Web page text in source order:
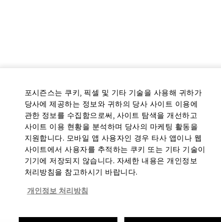
포시즌스는 쿠키, 픽셀 및 기타 기술을 사용해 귀하가
당사에 제공하는 정보와 귀하의 당사 사이트 이용에
관한 정보를 수집함으로써, 사이트 탐색을 개선하고
사이트 이용 현황을 분석하며 당사의 마케팅 활동을
지원합니다. 모바일 앱 사용자인 경우 타사 앱이나 웹
사이트에서 사용자를 추적하는 쿠키 또는 기타 기술이
기기에 저장되지 않습니다. 자세한 내용은 개인정보
처리방침을 참고하시기 바랍니다.
개인정보 처리방침